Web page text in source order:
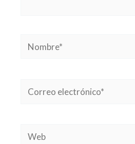
Nombre*
Correo
Web